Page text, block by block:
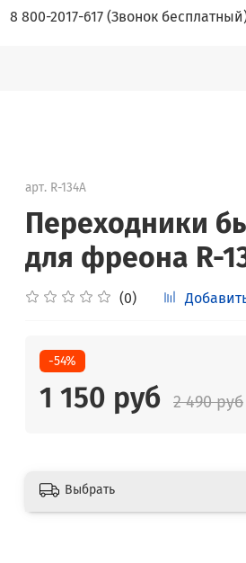
8 800-2017-617 (Звонок
арт. R-134A
Переходники
для фреона R-
(0)
-54%
1 150 руб 2 490 руб
Выбрать